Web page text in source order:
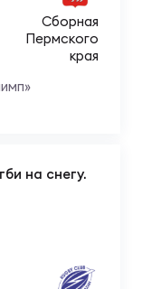
Сборная
Пермского
края
на снегу.